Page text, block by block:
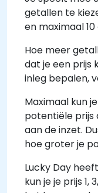
getallen te
en maximaal
Hoe meer
dat je een prijs
inleg bepalen,
Maximaal kun
potentiële prijs
aan de inzet.
hoe groter je
Lucky Day
kun je je prijs 1,